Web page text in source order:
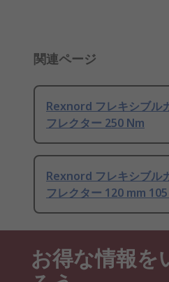
関連ページ
Rexnord フレキシブル
フレクター 250 Nm
Rexnord フレキシブル
フレクター 120 mm
お得な情報を